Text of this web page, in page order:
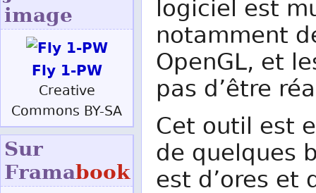
logiciel est
notamment
OpenGL, et
pas d’être
Cet outil est
de quelques
est d’ores et
image
Fly 1-PW
Creative
Commons BY-SA
Sur
Framabook